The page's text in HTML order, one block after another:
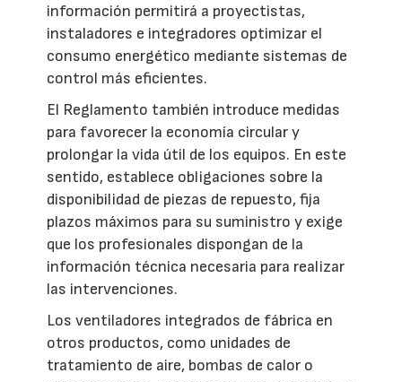
información permitirá a proyectistas,
instaladores e integradores optimizar el
consumo energético mediante sistemas de
control más eficientes.
El Reglamento también introduce medidas
para favorecer la economía circular y
prolongar la vida útil de los equipos. En este
sentido, establece obligaciones sobre la
disponibilidad de piezas de repuesto, fija
plazos máximos para su suministro y exige
que los profesionales dispongan de la
información técnica necesaria para realizar
las intervenciones.
Los ventiladores integrados de fábrica en
otros productos, como unidades de
tratamiento de aire, bombas de calor o